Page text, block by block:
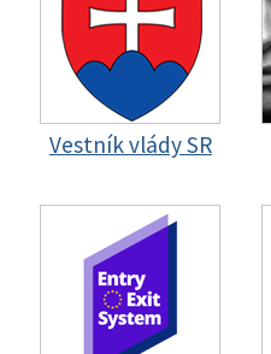
Vestník vlády SR